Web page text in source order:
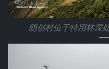
朗创村位于特用林深